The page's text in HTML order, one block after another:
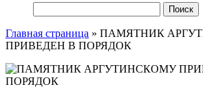
Главная страница » ПАМЯТНИК
ПРИВЕДЕН В ПОРЯДОК